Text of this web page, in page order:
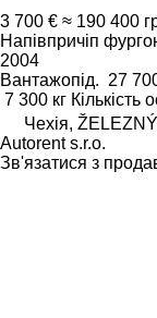
3 700 € ≈ 190 400
Напівпричіп
2004
Вантажопід. 27
7 300 кг Кількість
Чехія,
Autorent s.r.o.
Зв'язатися з